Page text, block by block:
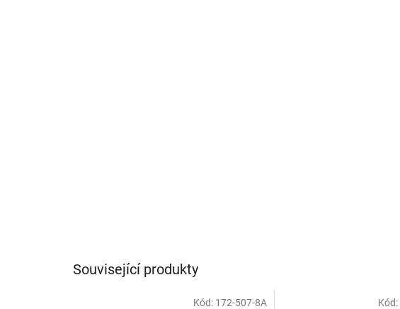
Související produkty
Kód: 172-507-8A Kód: